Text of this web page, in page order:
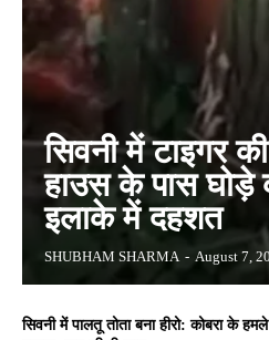
सिवनी में टाइगर
हाउस के पास घोड़े
इलाके में दहशत
SHUBHAM SHARMA - August 7,
सिवनी में पालतू तोता बना हीरो: कोबरा के